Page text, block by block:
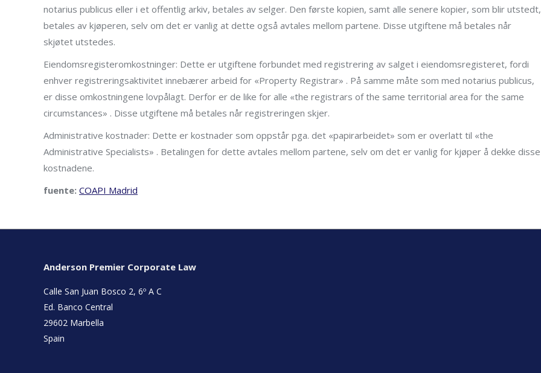
notarius publicus eller i et offentlig arkiv, betales av selger. Den første kopien, samt alle senere kopier, som blir utstedt,
betales av kjøperen, selv om det er vanlig at dette også avtales mellom partene. Disse utgiftene må betales når
skjøtet utstedes.
Eiendomsregisteromkostninger: Dette er utgiftene forbundet med registrering av salget i eiendomsregisteret, fordi
enhver registreringsaktivitet innebærer arbeid for «Property Registrar» . På samme måte som med notarius publicus,
er disse omkostningene lovpålagt. Derfor er de like for alle «the registrars of the same territorial area for the same
circumstances» . Disse utgiftene må betales når registreringen skjer.
Administrative kostnader: Dette er kostnader som oppstår pga. det «papirarbeidet» som er overlatt til «the
Administrative Specialists» . Betalingen for dette avtales mellom partene, selv om det er vanlig for kjøper å dekke disse
kostnadene.
fuente: COAPI Madrid
Anderson Premier Corporate Law
Calle San Juan Bosco 2, 6º A C
Ed. Banco Central
29602 Marbella
Spain